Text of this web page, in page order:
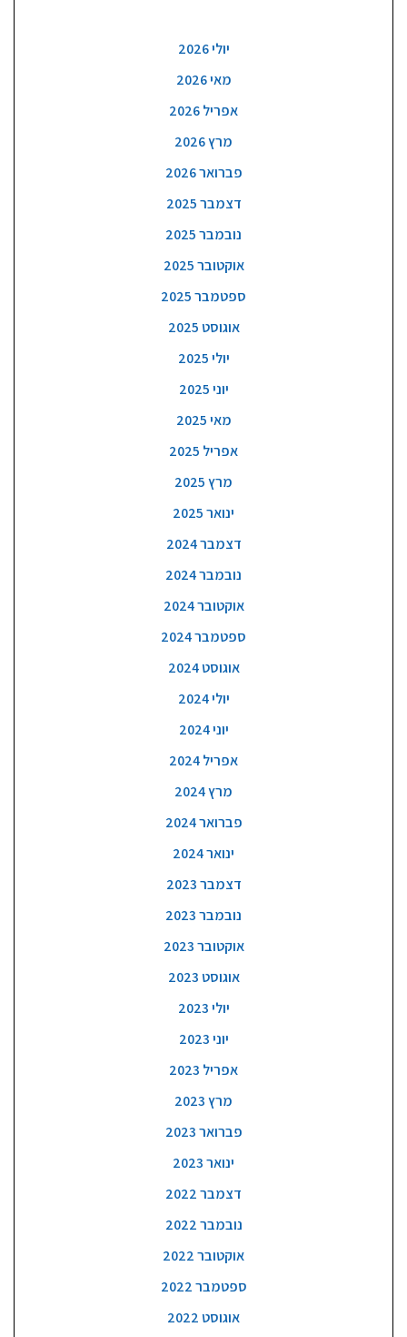
יולי 2026
מאי 2026
אפריל 2026
מרץ 2026
פברואר 2026
דצמבר 2025
נובמבר 2025
אוקטובר 2025
ספטמבר 2025
אוגוסט 2025
יולי 2025
יוני 2025
מאי 2025
אפריל 2025
מרץ 2025
ינואר 2025
דצמבר 2024
נובמבר 2024
אוקטובר 2024
ספטמבר 2024
אוגוסט 2024
יולי 2024
יוני 2024
אפריל 2024
מרץ 2024
פברואר 2024
ינואר 2024
דצמבר 2023
נובמבר 2023
אוקטובר 2023
אוגוסט 2023
יולי 2023
יוני 2023
אפריל 2023
מרץ 2023
פברואר 2023
ינואר 2023
דצמבר 2022
נובמבר 2022
אוקטובר 2022
ספטמבר 2022
אוגוסט 2022